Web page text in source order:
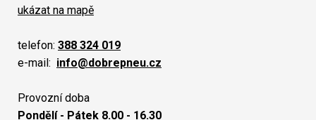
ukázat na mapě
telefon: 388 324 019
e-mail: info@dobrepneu.cz
Provozní doba
Pondělí - Pátek 8.00 - 16.30